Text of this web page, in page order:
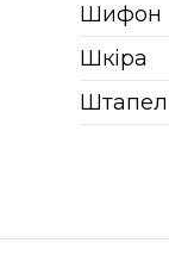
Шифон
Шкіра